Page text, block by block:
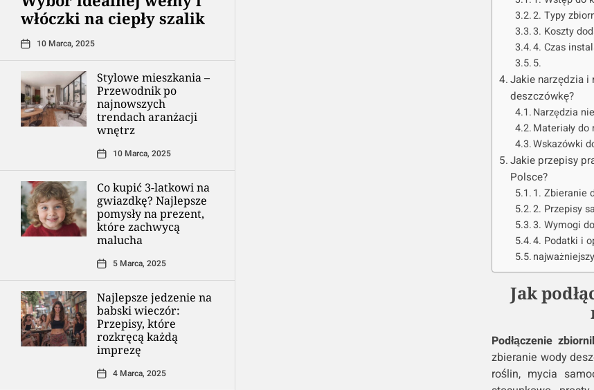
włóczki na ciepły szalik
10 Marca, 2025
Stylowe mieszkania –
Przewodnik po
najnowszych
trendach aranżacji
wnętrz
10 Marca, 2025
Co kupić 3-latkowi na
gwiazdkę? Najlepsze
pomysły na prezent,
które zachwycą
malucha
5 Marca, 2025
Najlepsze jedzenie na
babski wieczór:
Przepisy, które
rozkręcą każdą
imprezę
4 Marca, 2025
2. Typy
3. Koszty
4. Czas
5.
Jakie narzędzia i
deszczówkę?
Narzędzia
Materiały
Wskazówki
Jakie przepisy
Polsce?
1. Zbieranie
2. Przepisy
3. Wymogi
4. Podatki i
Jak
Podłączenie
zbieranie wody
roślin, mycia